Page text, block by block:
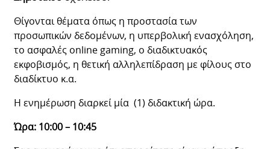
Θίγονται θέματα όπως η προστασία των
προσωπικών δεδομένων, η υπερβολική ενασχόληση,
το ασφαλές online gaming, ο διαδικτυακός
εκφοβισμός, η θετική αλληλεπίδραση με φίλους στο
διαδίκτυο κ.α.
Η ενημέρωση διαρκεί μία (1) διδακτική ώρα.
Ώρα: 10:00 – 10:45